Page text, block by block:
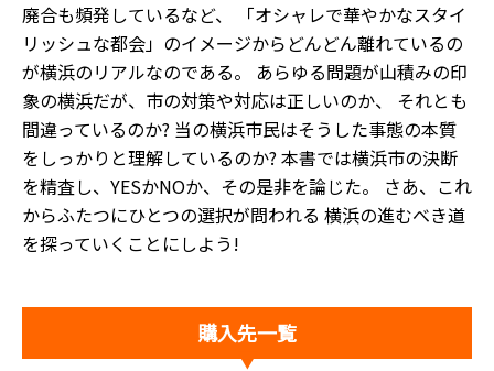
廃合も頻発しているなど、 「オシャレで華やかなスタイ
リッシュな都会」のイメージからどんどん離れているの
が横浜のリアルなのである。 あらゆる問題が山積みの印
象の横浜だが、市の対策や対応は正しいのか、 それとも
間違っているのか? 当の横浜市民はそうした事態の本質
をしっかりと理解しているのか? 本書では横浜市の決断
を精査し、YESかNOか、その是非を論じた。 さあ、これ
からふたつにひとつの選択が問われる 横浜の進むべき道
を探っていくことにしよう!
購入先一覧